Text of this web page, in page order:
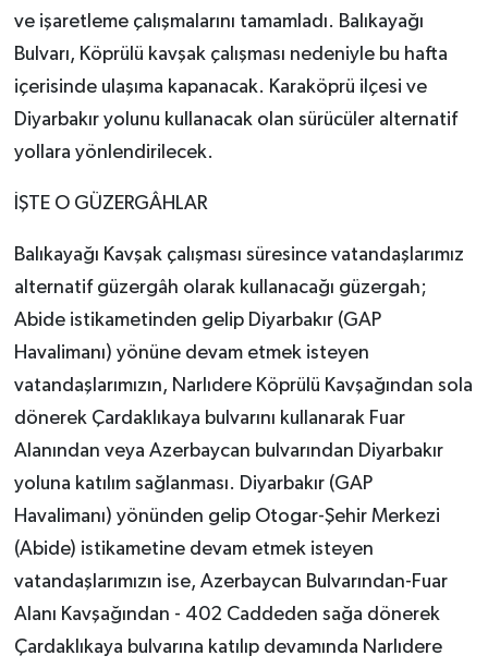
ve işaretleme çalışmalarını tamamladı. Balıkayağı
Bulvarı, Köprülü kavşak çalışması nedeniyle bu hafta
içerisinde ulaşıma kapanacak. Karaköprü ilçesi ve
Diyarbakır yolunu kullanacak olan sürücüler alternatif
yollara yönlendirilecek.
İŞTE O GÜZERGÂHLAR
Balıkayağı Kavşak çalışması süresince vatandaşlarımız
alternatif güzergâh olarak kullanacağı güzergah;
Abide istikametinden gelip Diyarbakır (GAP
Havalimanı) yönüne devam etmek isteyen
vatandaşlarımızın, Narlıdere Köprülü Kavşağından sola
dönerek Çardaklıkaya bulvarını kullanarak Fuar
Alanından veya Azerbaycan bulvarından Diyarbakır
yoluna katılım sağlanması. Diyarbakır (GAP
Havalimanı) yönünden gelip Otogar-Şehir Merkezi
(Abide) istikametine devam etmek isteyen
vatandaşlarımızın ise, Azerbaycan Bulvarından-Fuar
Alanı Kavşağından - 402 Caddeden sağa dönerek
Çardaklıkaya bulvarına katılıp devamında Narlıdere